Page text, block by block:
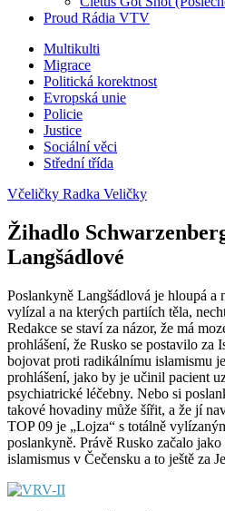
Proud Rádia VTV
Sub
menu
Multikulti
Migrace
Politická korektnost
Evropská unie
Policie
Justice
Sociální věci
Střední třída
Včeličky Radka Veličky
Žihadlo
Langšádlové
Poslankyně Langšádlová je hloupá
vylízal a na kterých partiích těla,
Redakce se staví za názor, že má
prohlášení, že Rusko se postavilo za
bojovat proti radikálnímu islamismu
prohlášení, jako by je učinil pacient
psychiatrické léčebny. Nebo si
takové hovadiny může šířit, a že jí
TOP 09 je „Lojza“ s totálně
poslankyně. Právě Rusko začalo
islamismus v Čečensku a to ještě za